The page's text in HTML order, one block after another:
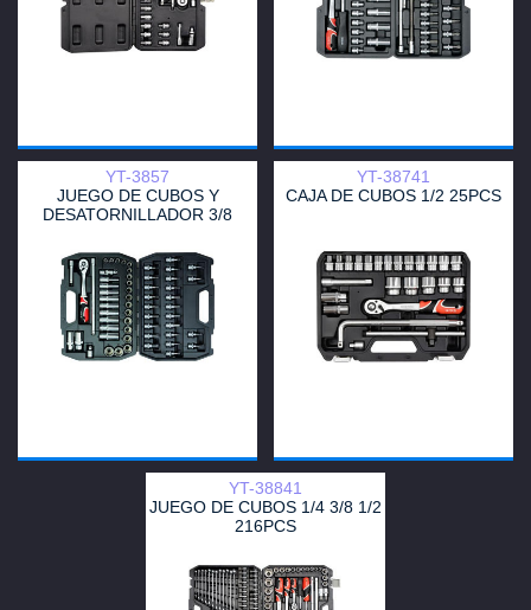
YT-3857
JUEGO DE CUBOS Y
DESATORNILLADOR 3/8
YT-38741
CAJA DE CUBOS 1/2 25PCS
YT-38841
JUEGO DE CUBOS 1/4 3/8 1/2
216PCS